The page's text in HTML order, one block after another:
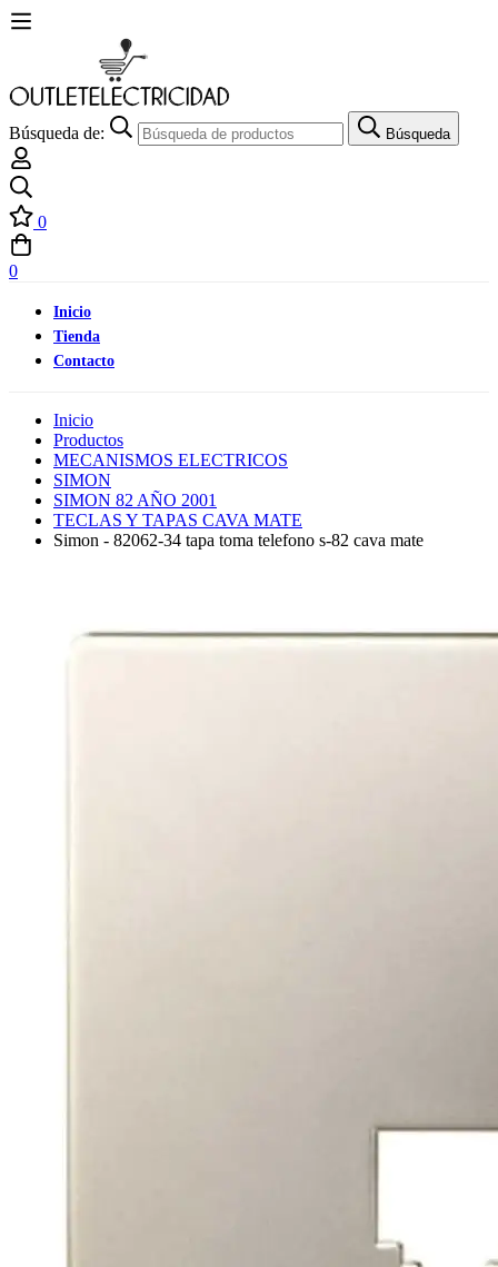
Búsqueda de: Búsqueda
0
0
Inicio
Tienda
Contacto
Inicio
Productos
MECANISMOS ELECTRICOS
SIMON
SIMON 82 AÑO 2001
TECLAS Y TAPAS CAVA MATE
Simon - 82062-34 tapa toma telefono s-82 cava mate